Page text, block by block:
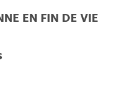
EN FIN DE VIE